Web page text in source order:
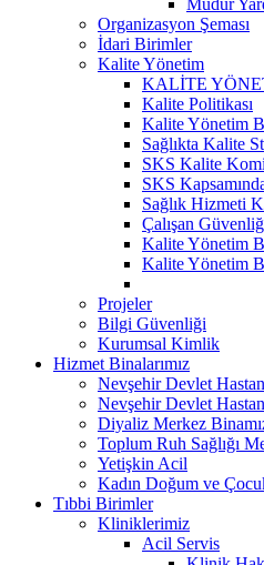
Organizasyon Şeması
İdari Birimler
Kalite Yönetim
KALİTE
Kalite Politikası
Kalite Yönetim
Sağlıkta Kalite
SKS Kalite
SKS
Sağlık Hizmeti
Çalışan
Kalite Yönetim
Kalite Yönetim
Projeler
Bilgi Güvenliği
Kurumsal Kimlik
Hizmet Binalarımız
Nevşehir Devlet
Nevşehir Devlet
Diyaliz Merkez
Toplum Ruh Sağlığı
Yetişkin Acil
Kadın Doğum ve
Tıbbi Birimler
Kliniklerimiz
Acil Servis